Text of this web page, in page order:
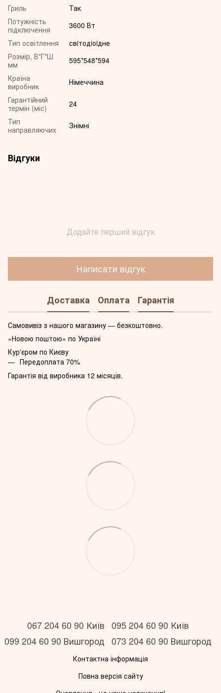
Гриль
Так
Потужність
підключення
3600 Вт
Тип освітлення
свiтодiоiдне
Розмір, В*Г*Ш
мм
595*548*594
Країна
виробник
Німеччина
Гарантійний
термін (міс)
24
Тип
направляючих
Знімні
Відгуки
Додайте перший відгук
Написати відгук
Доставка Оплата Гарантія
Самовивіз з нашого магазину — безкоштовно.
«Новою поштою» по Україні
Кур'єром по Києву
Передоплата 70%
Гарантія від виробника 12 місяців.
067 204 60 90 Київ 095 204 60 90 Київ
099 204 60 90 Вишгород 073 204 60 90 Вишгород
Контактна інформація
Повна версія сайту